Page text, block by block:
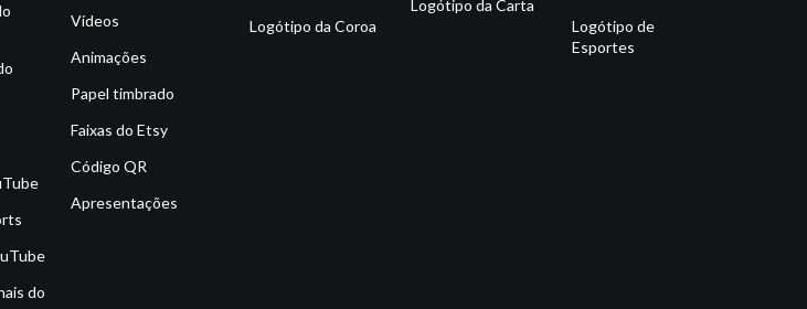
do
Vídeos
Animações
Papel timbrado
Faixas do Etsy
Código QR
Apresentações
Logótipo da Coroa
Logótipo da Carta
Logótipo de
Esportes